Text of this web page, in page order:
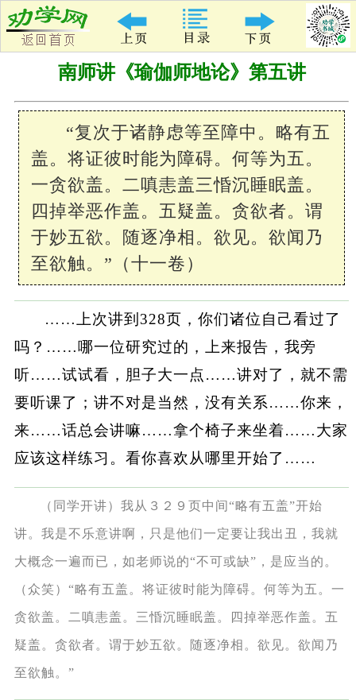
南师讲《瑜伽师地论》第五讲
“复次于诸静虑等至障中。略有五
盖。将证彼时能为障碍。何等为五。
一贪欲盖。二嗔恚盖三惛沉睡眠盖。
四掉举恶作盖。五疑盖。贪欲者。谓
于妙五欲。随逐净相。欲见。欲闻乃
至欲触。”（十一卷）
……上次讲到328页，你们诸位自己看过了
吗？……哪一位研究过的，上来报告，我旁
听……试试看，胆子大一点……讲对了，就不需
要听课了；讲不对是当然，没有关系……你来，
来……话总会讲嘛……拿个椅子来坐着……大家
应该这样练习。看你喜欢从哪里开始了……
（同学开讲）我从３２９页中间“略有五盖”开始
讲。我是不乐意讲啊，只是他们一定要让我出丑，我就
大概念一遍而已，如老师说的“不可或缺”，是应当的。
（众笑）“略有五盖。将证彼时能为障碍。何等为五。一
贪欲盖。二嗔恚盖。三惛沉睡眠盖。四掉举恶作盖。五
疑盖。贪欲者。谓于妙五欲。随逐净相。欲见。欲闻乃
至欲触。”